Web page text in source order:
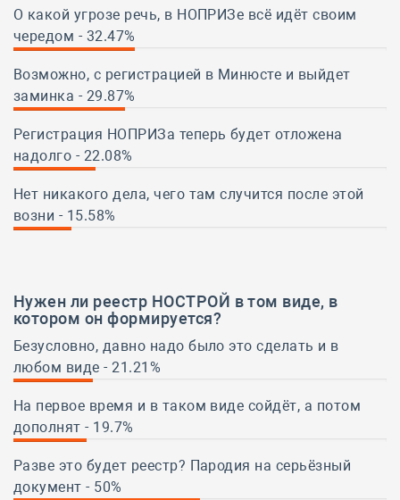
О какой угрозе речь, в НОПРИЗе всё идёт своим
чередом - 32.47%
Возможно, с регистрацией в Минюсте и выйдет
заминка - 29.87%
Регистрация НОПРИЗа теперь будет отложена
надолго - 22.08%
Нет никакого дела, чего там случится после этой
возни - 15.58%
Нужен ли реестр НОСТРОЙ в том виде, в
котором он формируется?
Безусловно, давно надо было это сделать и в
любом виде - 21.21%
На первое время и в таком виде сойдёт, а потом
дополнят - 19.7%
Разве это будет реестр? Пародия на серьёзный
документ - 50%